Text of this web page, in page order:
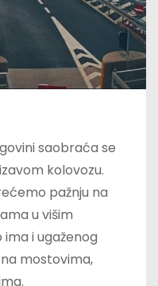
saobraća se
kolovozu.
pažnju na
u višim
i ugaženog
mostovima,